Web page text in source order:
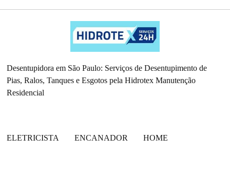
Desentupidora em São Paulo: Serviços de Desentupimento de
Pias, Ralos, Tanques e Esgotos pela Hidrotex Manutenção
Residencial
ELETRICISTA ENCANADOR HOME